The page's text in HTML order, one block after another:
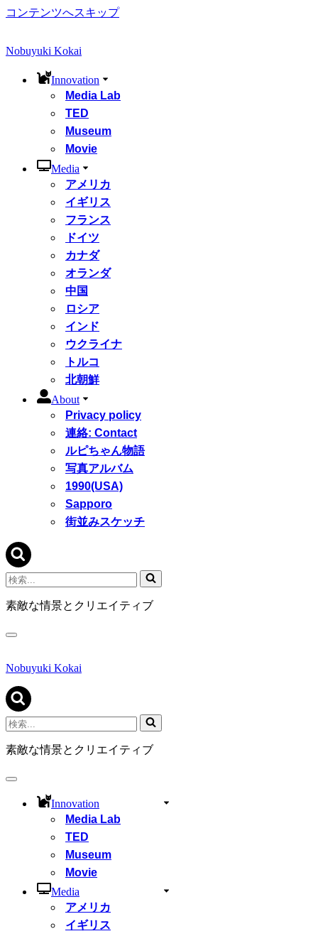
コンテンツへスキップ
Nobuyuki Kokai
Innovation
Media Lab
TED
Museum
Movie
Media
アメリカ
イギリス
フランス
ドイツ
カナダ
オランダ
中国
ロシア
インド
ウクライナ
トルコ
北朝鮮
About
Privacy policy
連絡: Contact
ルピちゃん物語
写真アルバム
1990(USA)
Sapporo
街並みスケッチ
検
索...
素敵な情景とクリエイティブ
ナ
ゲ
シ
ョ
ン
メ
ニ
ュ
Nobuyuki Kokai
検
索...
素敵な情景とクリエイティブ
ナ
Innovation
Media Lab
TED
Museum
Movie
Media
アメリカ
イギリス